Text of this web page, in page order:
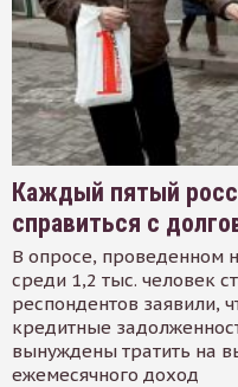
Каждый пятый
справиться с
В опросе, проведенном
среди 1,2 тыс. человек
респондентов заявили,
кредитные
вынуждены тратить на
ежемесячного доход